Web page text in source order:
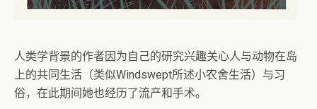
人类学背景的作者因为自己的研究兴趣关心人与动物在岛
上的共同生活（类似Windswept所述小农舍生活）与习
俗，在此期间她也经历了流产和手术。